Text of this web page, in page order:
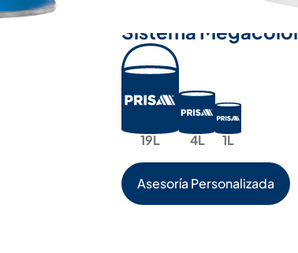
4 bases, 13 colores satinados
Sistema
19L 4L 1L
Asesoría Personalizada